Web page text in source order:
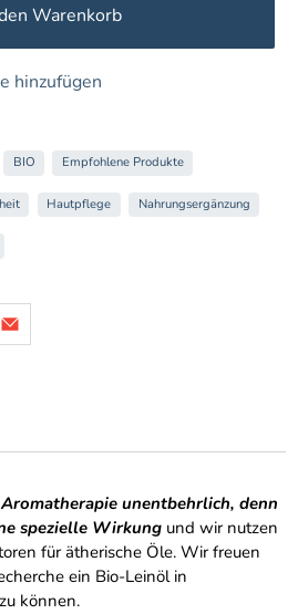
Warenkorb
hinzufügen
BIO Empfohlene Produkte
Hautpflege Nahrungsergänzung
unentbehrlich, denn
spezielle Wirkung und wir nutzen
für ätherische Öle. Wir freuen
ein Bio-Leinöl in
können.